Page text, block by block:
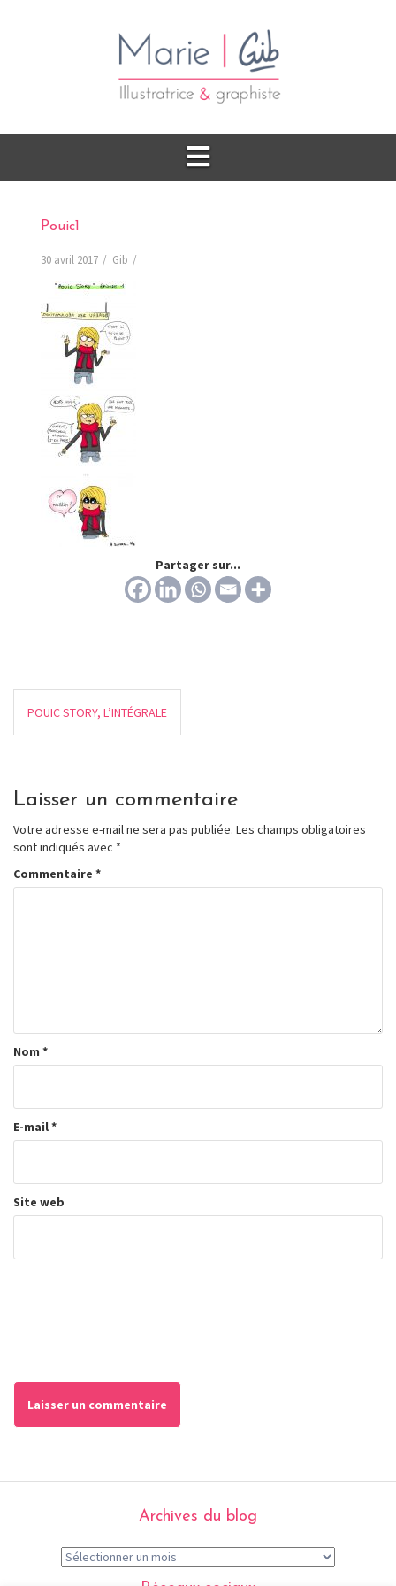
Pouic1
30 avril 2017 Gib
Partager sur...
POUIC STORY, L’INTÉGRALE
Laisser un commentaire
Votre adresse e-mail ne sera pas publiée. Les champs obligatoires
sont indiqués avec *
Commentaire *
Nom *
E-mail*
Site web
Archives du blog